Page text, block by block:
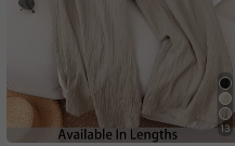
13